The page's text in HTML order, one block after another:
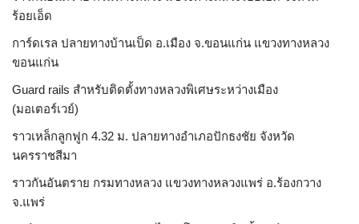
ร้อยเอ็ด
การ์ดเรล ปลายทางบ้านเป็ด อ.เมือง จ.ขอนแก่น แขวงทางหลวง
ขอนแก่น
Guard rails สำหรับติดตั้งทางหลวงพิเศษระหว่างเมือง
(มอเตอร์เวย์)
ราวเหล็กลูกฟูก 4.32 ม. ปลายทางอำเภอปักธงชัย จังหวัด
นครราชสีมา
ราวกันอันตราย กรมทางหลวง แขวงทางหลวงแพร่ อ.ร้องกวาง
จ.แพร่